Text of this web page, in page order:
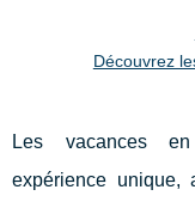
Découvrez
Les vacances
expérience unique,